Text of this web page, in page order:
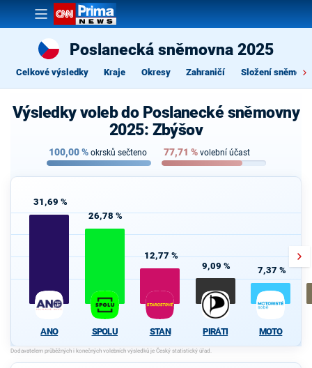
Poslanecká sněmovna 2025
Celkové výsledky Kraje Okresy Zahraničí Složení
Výsledky voleb do Poslanecké sněmovny
2025: Zbýšov
100,00% okrsků sečteno 77,71 % volební účast
31,69 %
ANO
26,78 %
SPOLU
12,77 %
STAN
9,09 %
PIRÁTI
7,37 %
MOTO